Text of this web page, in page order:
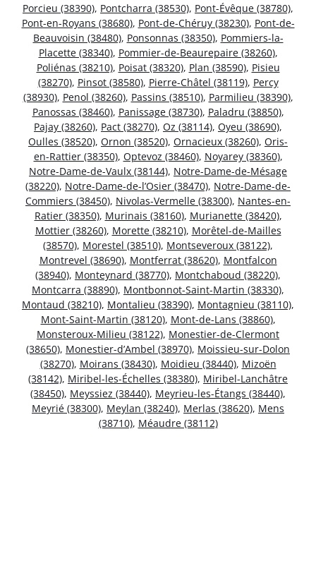
Porcieu (38390), Pontcharra (38530), Pont-Évêque (38780),
Pont-en-Royans (38680), Pont-de-Chéruy (38230), Pont-de-
Beauvoisin (38480), Ponsonnas (38350), Pommiers-la-
Placette (38340), Pommier-de-Beaurepaire (38260),
Poliénas (38210), Poisat (38320), Plan (38590), Pisieu
(38270), Pinsot (38580), Pierre-Châtel (38119), Percy
(38930), Penol (38260), Passins (38510), Parmilieu (38390),
Panossas (38460), Panissage (38730), Paladru (38850),
Pajay (38260), Pact (38270), Oz (38114), Oyeu (38690),
Oulles (38520), Ornon (38520), Ornacieux (38260), Oris-
en-Rattier (38350), Optevoz (38460), Noyarey (38360),
Notre-Dame-de-Vaulx (38144), Notre-Dame-de-Mésage
(38220), Notre-Dame-de-l’Osier (38470), Notre-Dame-de-
Commiers (38450), Nivolas-Vermelle (38300), Nantes-en-
Ratier (38350), Murinais (38160), Murianette (38420),
Mottier (38260), Morette (38210), Morêtel-de-Mailles
(38570), Morestel (38510), Montseveroux (38122),
Montrevel (38690), Montferrat (38620), Montfalcon
(38940), Monteynard (38770), Montchaboud (38220),
Montcarra (38890), Montbonnot-Saint-Martin (38330),
Montaud (38210), Montalieu (38390), Montagnieu (38110),
Mont-Saint-Martin (38120), Mont-de-Lans (38860),
Monsteroux-Milieu (38122), Monestier-de-Clermont
(38650), Monestier-d’Ambel (38970), Moissieu-sur-Dolon
(38270), Moirans (38430), Moidieu (38440), Mizoën
(38142), Miribel-les-Échelles (38380), Miribel-Lanchâtre
(38450), Meyssiez (38440), Meyrieu-les-Étangs (38440),
Meyrié (38300), Meylan (38240), Merlas (38620), Mens
(38710), Méaudre (38112)